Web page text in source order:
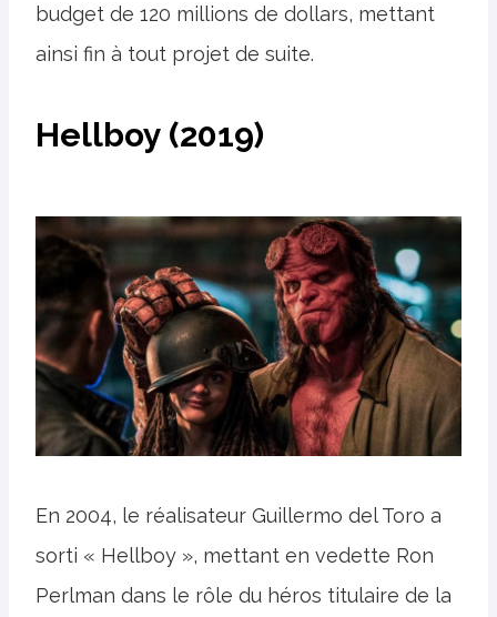
budget de 120 millions de dollars, mettant
ainsi fin à tout projet de suite.
Hellboy (2019)
En 2004, le réalisateur Guillermo del Toro a
sorti « Hellboy », mettant en vedette Ron
Perlman dans le rôle du héros titulaire de la